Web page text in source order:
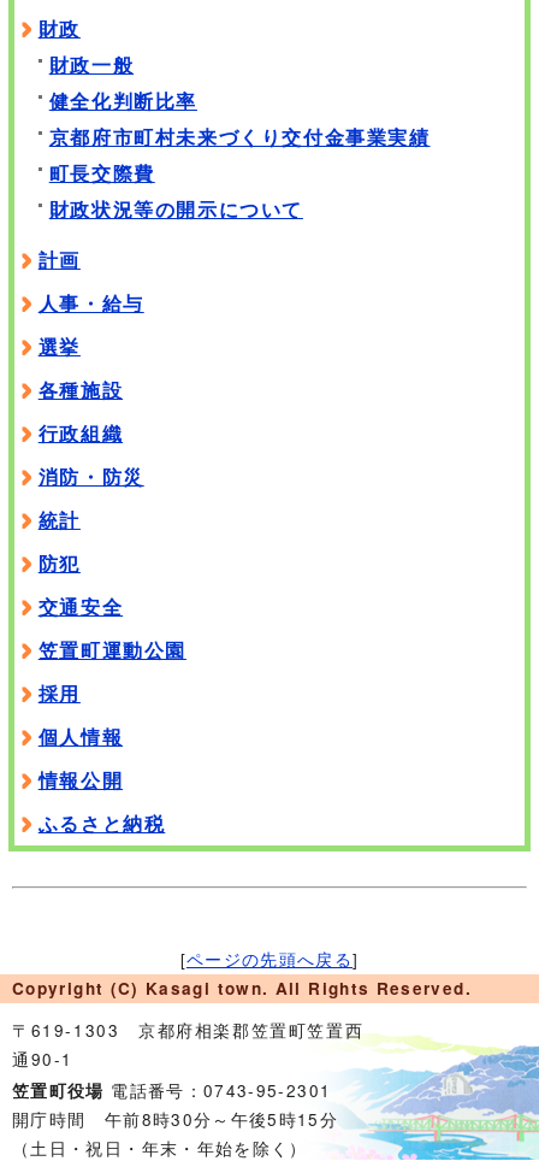
財政
財政一般
健全化判断比率
京都府市町村未来づくり交付金事業実績
町長交際費
財政状況等の開示について
計画
人事・給与
選挙
各種施設
行政組織
消防・防災
統計
防犯
交通安全
笠置町運動公園
採用
個人情報
情報公開
ふるさと納税
[ページの先頭へ戻る]
Copyright (C) Kasagi town. All Rights Reserved.
〒619-1303 京都府相楽郡笠置町笠置西
通90-1
笠置町役場 電話番号：0743-95-2301
開庁時間 午前8時30分～午後5時15分
（土日・祝日・年末・年始を除く）